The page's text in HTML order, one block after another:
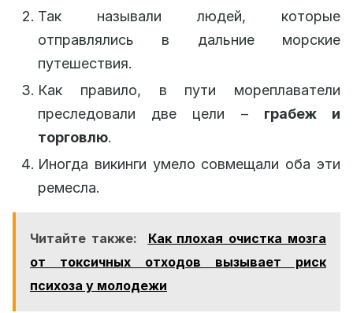
Так называли людей, которые
отправлялись в дальние морские
путешествия.
Как правило, в пути мореплаватели
преследовали две цели – грабеж и
торговлю.
Иногда викинги умело совмещали оба эти
ремесла.
Читайте также:
Как плохая очистка мозга
от токсичных отходов вызывает риск
психоза у молодежи